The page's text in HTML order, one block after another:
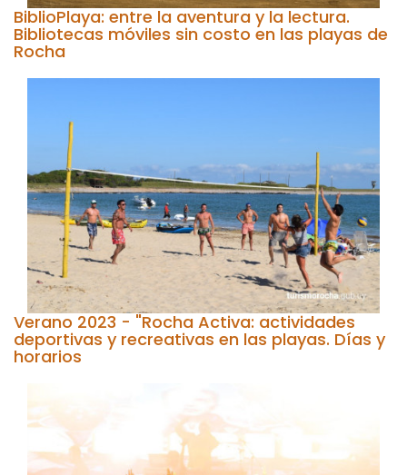
BiblioPlaya: entre la aventura y la lectura.
Bibliotecas móviles sin costo en las playas de
Rocha
Verano 2023 - "Rocha Activa: actividades
deportivas y recreativas en las playas. Días y
horarios